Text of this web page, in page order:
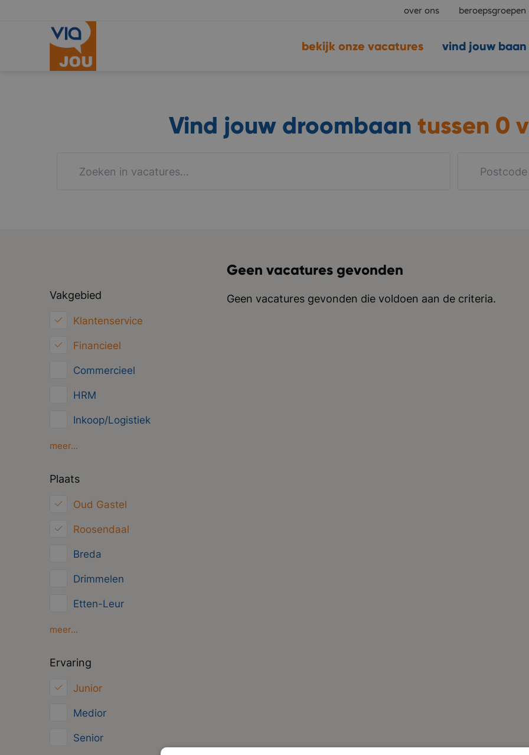
over ons beroepsgroepen
vind jouw baan
bekijk onze vacatures
Vind jouw droombaan tussen 0
Vakgebied
Klantenservice
Financieel
Commercieel
HRM
Inkoop/Logistiek
Marketing
meer...
Plaats
Oud Gastel
Roosendaal
Breda
Drimmelen
Etten-Leur
Gilze
meer...
Ervaring
Junior
Medior
Senior
Geen vacatures gevonden
Geen vacatures gevonden die voldoen aan de criteria.